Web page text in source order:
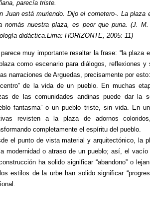
parecía triste.
Juan está muriendo. Dijo el cornetero-. La plaza
nomás nuestra plaza, es peor que puna. (J.
didáctica.Lima: HORIZONTE, 2005: 11)
muy importante resaltar la frase: “la plaza
como escenario para diálogos, reflexiones
narraciones de Arguedas, precisamente por
de la vida de un pueblo. En muchas
de las comunidades andinas puede dar la
fantasma” o un pueblo triste, sin vida. En
revisten a la plaza de adornos
completamente el espíritu del pueblo.
el punto de vista material y arquitectónico, la
modernidad o atraso de un pueblo; así, el
ha solido significar “abandono” o
estilos de la urbe han solido significar